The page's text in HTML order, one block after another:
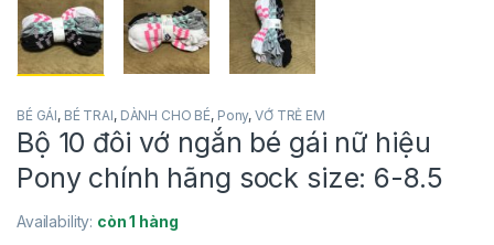
BÉ GÁI, BÉ TRAI, DÀNH CHO BÉ, Pony,VỚ TRẺ EM
Bộ 10 đôi vớ ngắn bé gái nữ hiệu
Pony chính hãng sock size: 6-8.5
Availability: còn 1 hàng